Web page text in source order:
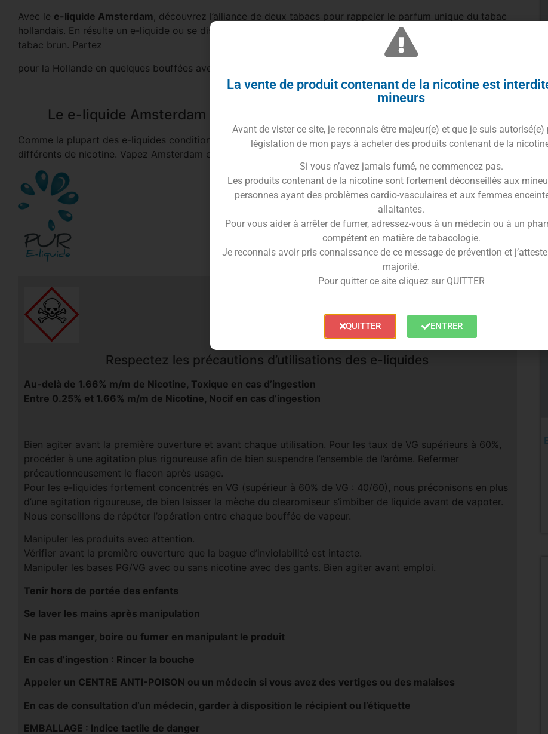
Avec le e-liquide Amsterdam, découvrez l’alliance de deux tabacs pour rappeler le parfum unique du tabac
hollandais. En résulte un e-liquide ou se distinguent intensité et douceur grâce au doux parfum caramélisé du
tabac brun. Partez
pour la Hollande en quelques bouffées avec votre
Le e-liquide Amsterdam se décline avec plusieurs taux de nicotine
Comme la plupart des e-liquides conditionnés en 10 ml, le e-liquide Amsterdam existe avec des dosages
différents de nicotine. Vapez Amsterdam en 0 mg – 6 mg ou 12 mg
Respectez les précautions d’utilisations des e-liquides
Au-delà de 1.66% m/m de Nicotine, Toxique en cas d’ingestion
Entre 0.25% et 1.66% m/m de Nicotine, Nocif en cas d’ingestion
Bien agiter avant la première ouverture et avant chaque utilisation. Pour les taux de VG supérieurs à 60%,
procéder à une agitation plus rigoureuse afin de bien suspendre l’ensemble de l’arôme. Refermer
précautionneusement le flacon après usage.
Pour les e-liquides fortement concentrés en VG (supérieur à 60% de VG : 40/60), nous préconisons en plus
d’une agitation rigoureuse, de bien laisser la mèche du clearomiseur s’imbiber de liquide avant de vapoter.
Nous conseillons de répéter l’opération entre chaque bouffée de vapeur.
Manipuler les produits avec attention.
Vérifier avant la première ouverture que la bague d’inviolabilité est intacte.
Manipuler les bases PG/VG avec ou sans nicotine avec des gants. Bien agiter avant emploi.
Tenir hors de portée des enfants
Se laver les mains après manipulation
Ne pas manger, boire ou fumer en manipulant le produit
En cas d’ingestion : Rincer la bouche
Appeler un CENTRE ANTI-POISON ou un médecin si vous avez des vertiges ou des malaises
En cas de consultation d’un médecin, garder à disposition le récipient ou l’étiquette
EMBALLAGE : Indice tactile de danger
La vente de produit contenant de la nicotine est
mineurs
Avant de vister ce site, je reconnais être majeur(e) et que je suis autorisé(e)
législation de mon pays à acheter des produits contenant de la
Si vous n’avez jamais fumé, ne commencez pas.
Les produits contenant de la nicotine sont fortement déconseillés aux
personnes ayant des problèmes cardio-vasculaires et aux femmes
allaitantes.
Pour vous aider à arrêter de fumer, adressez-vous à un médecin ou à un
compétent en matière de tabacologie.
Je reconnais avoir pris connaissance de ce message de prévention et
majorité.
Pour quitter ce site cliquez sur QUITTER
QUITTER ENTRER